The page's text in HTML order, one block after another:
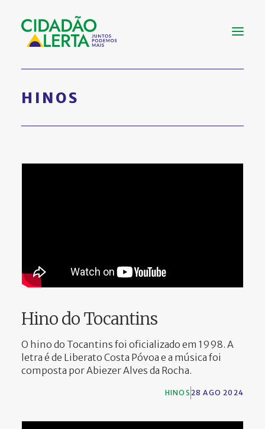
NOTÍCIAS
PARTICIPE
HINOS
Hino do Tocantins
O hino do Tocantins foi oficializado em 1998. A
letra é de Liberato Costa Póvoa e a música foi
composta por Abiezer Alves da Rocha.
28 AGO 2024
HINOS